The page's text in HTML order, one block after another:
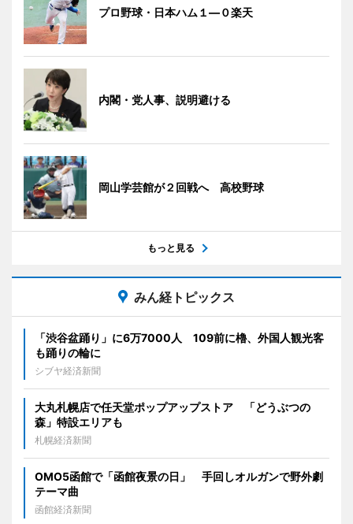
プロ野球・日本ハム１―０楽天
内閣・党人事、説明避ける
岡山学芸館が２回戦へ 高校野球
もっと見る
みん経トピックス
「渋谷盆踊り」に6万7000人 109前に櫓、外国人観光客
も踊りの輪に
シブヤ経済新聞
大丸札幌店で任天堂ポップアップストア 「どうぶつの
森」特設エリアも
札幌経済新聞
OMO5函館で「函館夜景の日」 手回しオルガンで野外劇
テーマ曲
函館経済新聞